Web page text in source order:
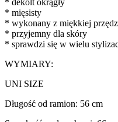
* mięsisty
* wykonany z miękkiej
* przyjemny dla skóry
* sprawdzi się w wielu
WYMIARY:
UNI SIZE
Długość od ramion: 56 cm